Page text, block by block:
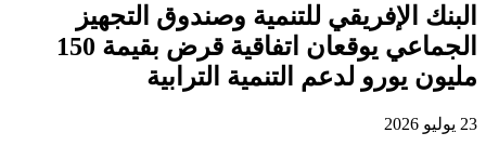
البنك الإفريقي للتنمية وصندوق التجهيز
الجماعي يوقعان اتفاقية قرض بقيمة 150
مليون يورو لدعم التنمية الترابية
23 يوليو 2026